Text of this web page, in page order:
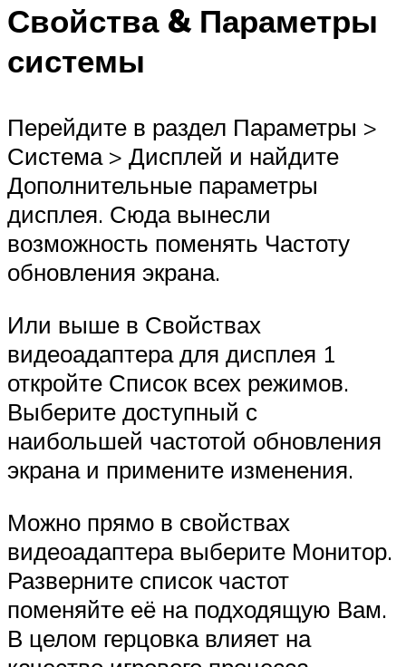
Свойства & Параметры
системы
Перейдите в раздел Параметры >
Система > Дисплей и найдите
Дополнительные параметры
дисплея. Сюда вынесли
возможность поменять Частоту
обновления экрана.
Или выше в Свойствах
видеоадаптера для дисплея 1
откройте Список всех режимов.
Выберите доступный с
наибольшей частотой обновления
экрана и примените изменения.
Можно прямо в свойствах
видеоадаптера выберите Монитор.
Разверните список частот
поменяйте её на подходящую Вам.
В целом герцовка влияет на